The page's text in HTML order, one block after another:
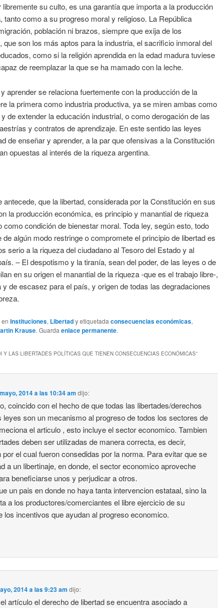
su culto, es una garantía que importa a la producción
tanto como a su progreso moral y religioso. La República
población ni brazos, siempre que exija de los
que son los más aptos para la industria, el sacrificio inmoral del
como si la religión aprendida en la edad madura tuviese
de reemplazar la que se ha mamado con la leche.
aprender se relaciona fuertemente con la producción de la
la primera como industria productiva, ya se miren ambas como
de extender la educación industrial, o como derogación de las
y contratos de aprendizaje. En este sentido las leyes
de enseñar y aprender, a la par que ofensivas a la Constitución
opuestas al interés de la riqueza argentina.
antecede, que la libertad, considerada por la Constitución en sus
la producción económica, es principio y manantial de riqueza
como condición de bienestar moral. Toda ley, según esto, todo
algún modo restringe o compromete el principio de libertad es
serio a la riqueza del ciudadano al Tesoro del Estado y al
– El despotismo y la tiranía, sean del poder, de las leyes o de
en su origen el manantial de la riqueza -que es el trabajo libre-,
de escasez para el país, y origen de todas las degradaciones
Instituciones, Libertady etiquetada consecuencias económicas,
Krause. Guarda enlace permanente.
Y LAS LIBERTADES POLÍTICAS QUE TIENEN CONSECUENCIAS ECONÓMICAS”
2014 a las 10:34 am dijo:
coincido con el hecho de que todas las libertades/derechos
leyes son un mecanismo al progreso de todos los sectores de
el articulo , esto incluye el sector economico. Tambien
deben ser utilizadas de manera correcta, es decir,
por el cual fueron consedidas por la norma. Para evitar que se
a un libertinaje, en donde, el sector economico aproveche
beneficiarse unos y perjudicar a otros.
un pais en donde no haya tanta intervencion estataal, sino la
a los productores/comerciantes el libre ejercicio de su
los incentivos que ayudan al progreso economico.
2014 a las 9:23 am dijo:
artículo el derecho de libertad se encuentra asociado a